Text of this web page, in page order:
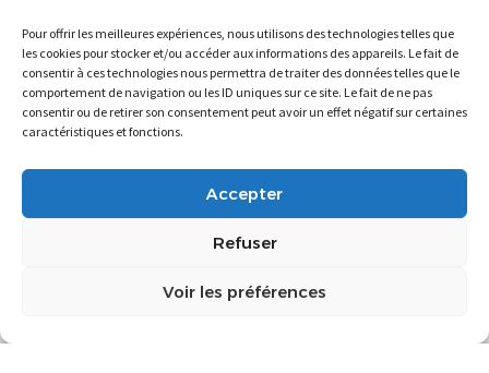
Pour offrir les meilleures expériences, nous utilisons des technologies telles que
les cookies pour stocker et/ou accéder aux informations des appareils. Le fait de
consentir à ces technologies nous permettra de traiter des données telles que le
comportement de navigation ou les ID uniques sur ce site. Le fait de ne pas
consentir ou de retirer son consentement peut avoir un effet négatif sur certaines
caractéristiques et fonctions.
Accepter
Refuser
Voir les préférences
Lisez notre politique de confidentialité pour plus d’informations.